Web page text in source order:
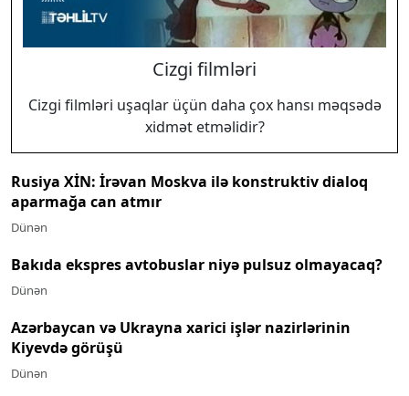
Cizgi filmləri
Cizgi filmləri uşaqlar üçün daha çox hansı məqsədə
xidmət etməlidir?
Rusiya XİN: İrəvan Moskva ilə konstruktiv dialoq
aparmağa can atmır
Dünən
Bakıda ekspres avtobuslar niyə pulsuz olmayacaq?
Dünən
Azərbaycan və Ukrayna xarici işlər nazirlərinin
Kiyevdə görüşü
Dünən